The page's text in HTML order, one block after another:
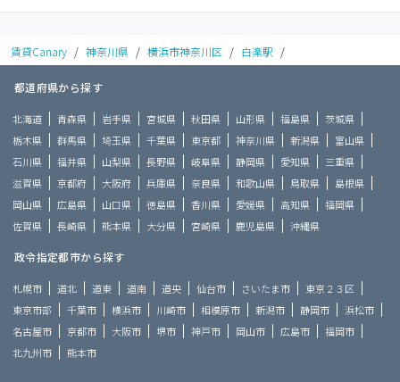
賃貸Canary / 神奈川県 / 横浜市神奈川区 / 白楽駅 /
都道府県から探す
北海道 青森県 岩手県 宮城県 秋田県 山形県 福島県
茨城県
栃木県
群馬県 埼玉県 千葉県 東京都 神奈川県 新潟県
富山県
石川県
福井県 山梨県 長野県 岐阜県 静岡県 愛知県
三重県
滋賀県
京都府 大阪府 兵庫県 奈良県 和歌山県 鳥取県
島根県
岡山県
広島県 山口県 徳島県 香川県 愛媛県 高知県
福岡県
佐賀県
長崎県 熊本県 大分県 宮崎県 鹿児島県 沖縄県
政令指定都市から探す
札幌市 道北 道東 道南 道央 仙台市 さいたま市
東京２３区
東京市部
千葉市 横浜市 川崎市 相模原市 新潟市 静岡市
浜松市
名古屋市
京都市 大阪市 堺市 神戸市 岡山市 広島市
福岡市
北九州市
熊本市